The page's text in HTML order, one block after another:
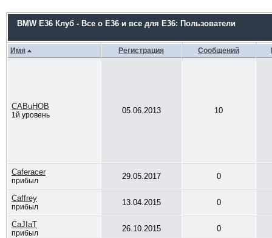
BMW E36 Клуб - Все о Е36 и все для Е36: Пользователи
Имя Регистрация Сообщений
CABuHOB
1й уровень 05.06.2013 10
Caferacer
прибыл 29.05.2017 0
Caffrey
прибыл 13.04.2015 0
CaJIaT
прибыл 26.10.2015 0